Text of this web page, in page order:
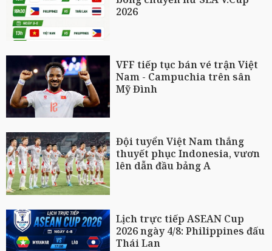
2026
VFF tiếp tục bán vé trận Việt
Nam - Campuchia trên sân
Mỹ Đình
Đội tuyển Việt Nam thắng
thuyết phục Indonesia, vươn
lên dẫn đầu bảng A
Lịch trực tiếp ASEAN Cup
2026 ngày 4/8: Philippines đấu
Thái Lan